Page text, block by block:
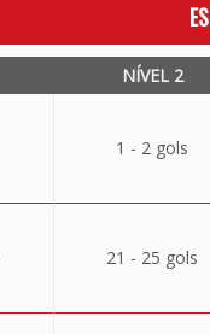
NÍVEL 2
1 - 2 gols
21 - 25 gols